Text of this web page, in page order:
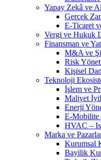
Yapay Zekâ ve
Gerçek
E-Ticaret
Vergi ve Hukuk
Finansman ve
M&A ve
Risk
Kişisel
Teknoloji
İşlem ve
Maliyet
Enerji
E-Mobilite
HVAC –
Marka ve
Kurumsal
Bayilik